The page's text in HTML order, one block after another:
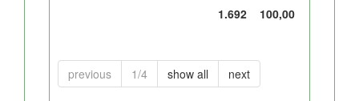
1.692
100,00
previous 1/4 show all next